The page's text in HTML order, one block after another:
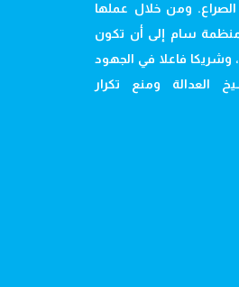
ومن خلال عملها
سام إلى أن تكون
وشريكا فاعلا في الجهود
العدالة ومنع تكرار